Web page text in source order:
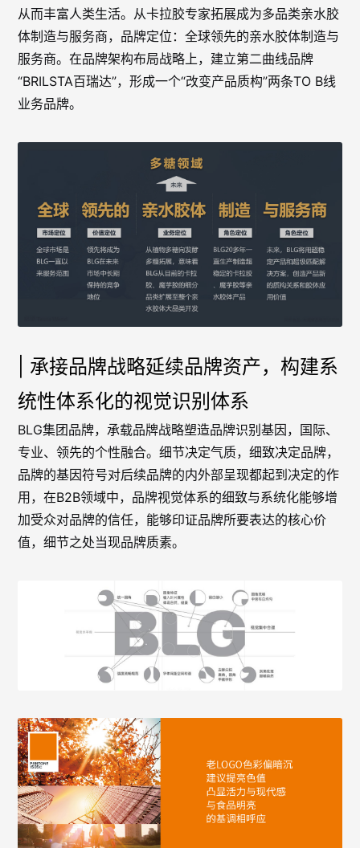
从而丰富人类生活。从卡拉胶专家拓展成为多品类亲水胶
体制造与服务商，品牌定位：全球领先的亲水胶体制造与
服务商。在品牌架构布局战略上，建立第二曲线品牌
“BRILSTA百瑞达”，形成一个“改变产品质构”两条TO B线
业务品牌。
| 承接品牌战略延续品牌资产，构建系
统性体系化的视觉识别体系
BLG集团品牌，承载品牌战略塑造品牌识别基因，国际、
专业、领先的个性融合。细节决定气质，细致决定品牌，
品牌的基因符号对后续品牌的内外部呈现都起到决定的作
用，在B2B领域中，品牌视觉体系的细致与系统化能够增
加受众对品牌的信任，能够印证品牌所要表达的核心价
值，细节之处当现品牌质素。